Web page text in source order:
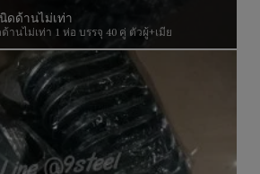
ดด้านไม่เท่า
นไม่เท่า 1 ห่อ บรรจุ 40 คู่ ตัวผู้+เมีย